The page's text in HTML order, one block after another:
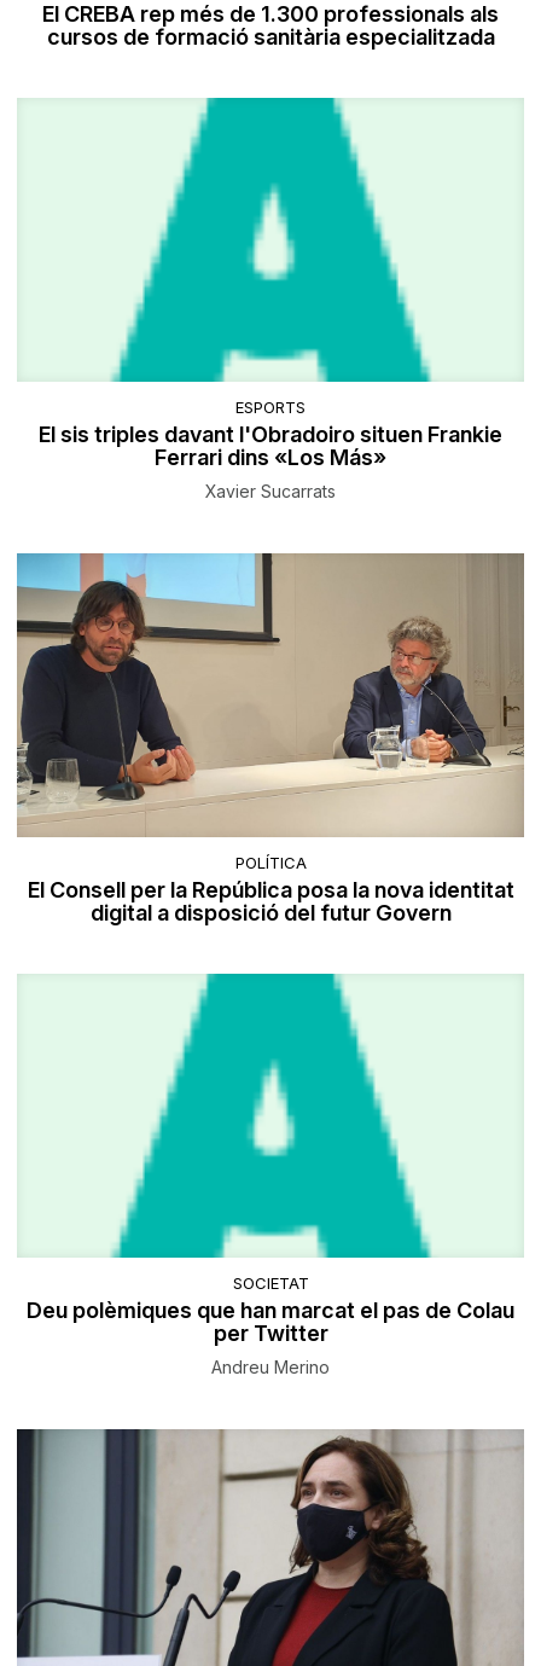
El CREBA rep més de 1.300 professionals als
cursos de formació sanitària especialitzada
ESPORTS
El sis triples davant l'Obradoiro situen Frankie
Ferrari dins «Los Más»
Xavier Sucarrats
POLÍTICA
El Consell per la República posa la nova identitat
digital a disposició del futur Govern
SOCIETAT
Deu polèmiques que han marcat el pas de Colau
per Twitter
Andreu Merino